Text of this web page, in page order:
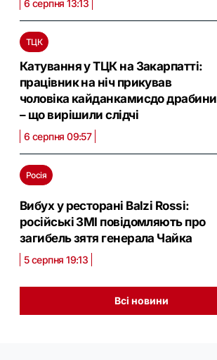
6 серпня 13:13
ТЦК
Катування у ТЦК на Закарпатті:
працівник на ніч прикував
чоловіка кайданкамисдо драбини
– що вирішили слідчі
6 серпня 09:57
Росія
Вибух у ресторані Balzi Rossi:
російські ЗМІ повідомляють про
загибель зятя генерала Чайка
5 серпня 19:13
Всі новини